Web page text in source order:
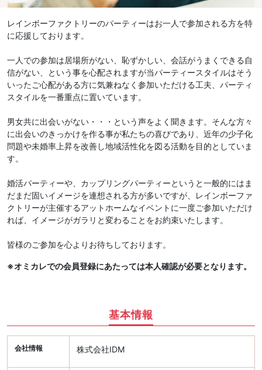
レインボーファクトリーのパーティーはお一人で参加される方を特
に応援しております。
一人での参加は居場所がない、恥ずかしい、会話がうまくできる自
信がない、という事を心配されますが当パーティースタイルはそう
いったご心配がある方に気兼ねなく参加いただける工夫、パーティ
スタイルを一番重点に置いています。
男女共に出会いがない・・・という声をよく聞きます。そんな方々
に出会いのきっかけを作る事が私たちの喜びであり、近年の少子化
問題や未婚率上昇を改善し地域活性化を図る活動を目的としていま
す。
婚活パーティーや、カップリングパーティーというと一般的にはま
だまだ固いイメージを連想される方が多いですが、レインボーファ
クトリーが主催するアットホームなイベントに一度ご参加いただけ
れば、イメージがガラリと変わることをお約束いたします。
皆様のご参加を心よりお待ちしております。
※オミカレでの会員登録にあたっては本人確認が必要となります。
基本情報
会社情報 株式会社IDM